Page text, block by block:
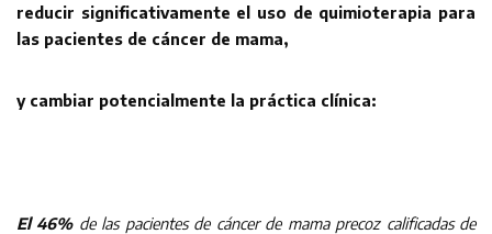
reducir significativamente el uso de quimioterapia para
las pacientes de cáncer de mama,
y cambiar potencialmente la práctica clínica:
El 46% de las pacientes de cáncer de mama precoz calificadas de